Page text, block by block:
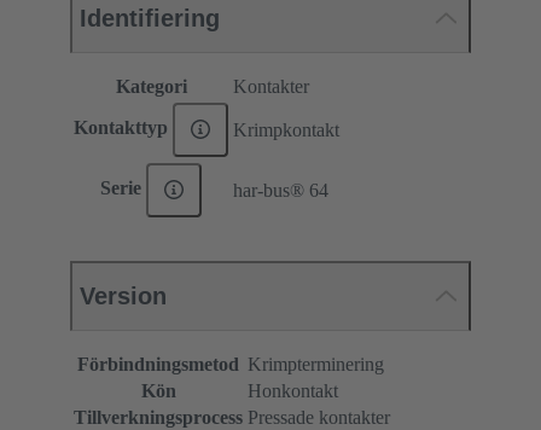
Identifiering
Kategori Kontakter
Kontakttyp Krimpkontakt
Serie har-bus® 64
Version
Förbindningsmetod Krimpterminering
Kön
Honkontakt
Tillverkningsprocess Pressade kontakter